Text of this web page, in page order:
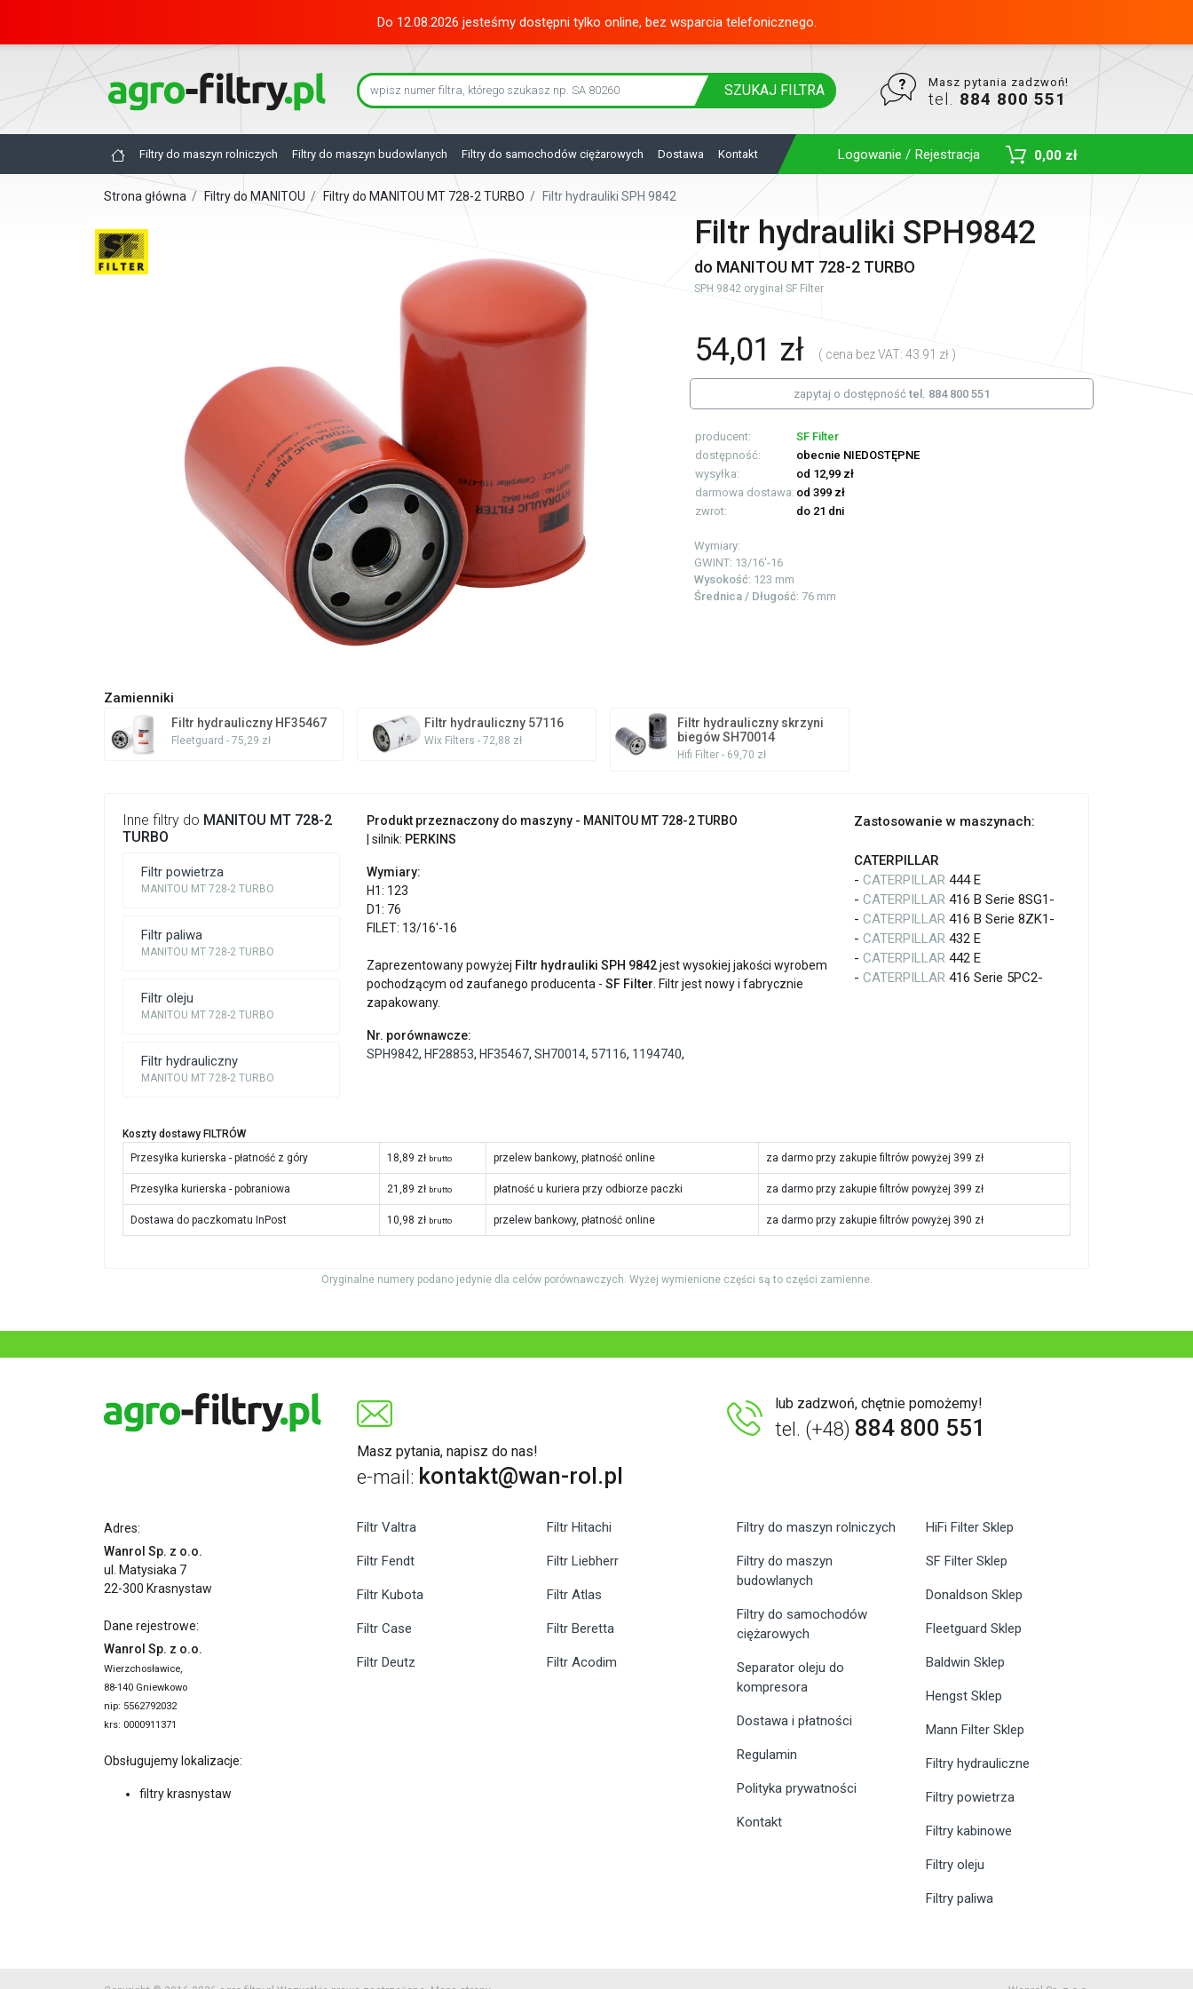
Do 12.08.2026 jesteśmy dostępni tylko online, bez wsparcia telefonicznego.
SZUKAJ FILTRA Masz pytania zadzwoń!
tel. 884 800 551
Filtry do maszyn rolniczych Filtry do maszyn budowlanych Filtry do samochodów ciężarowych Dostawa Kontakt Logowanie / Rejestracja 0,00 zł
Toggle Dropdown
Strona główna / Filtry do MANITOU / Filtry do MANITOU MT 728-2 TURBO / Filtr hydrauliki SPH 9842
Filtr hydrauliki SPH9842
do MANITOU MT 728-2 TURBO
SPH 9842 oryginał SF Filter
54,01 zł ( cena bez VAT: 43.91 zł )
zapytaj o dostępność tel. 884 800 551
producent:
SF Filter
dostępność:
obecnie NIEDOSTĘPNE
wysyłka:
od 12,99 zł
darmowa dostawa: od 399 zł
zwrot:
do 21 dni
Wymiary:
GWINT: 13/16'-16
Wysokość: 123 mm
Średnica / Długość: 76 mm
Zamienniki
Filtr hydrauliczny HF35467
Fleetguard - 75,29 zł
Filtr hydrauliczny 57116
Wix Filters - 72,88 zł
Filtr hydrauliczny skrzyni
biegów SH70014
Hifi Filter - 69,70 zł
Inne filtry do MANITOU MT 728-2
TURBO
Filtr powietrza
MANITOU MT 728-2 TURBO
Filtr paliwa
MANITOU MT 728-2 TURBO
Filtr oleju
MANITOU MT 728-2 TURBO
Filtr hydrauliczny
MANITOU MT 728-2 TURBO
Produkt przeznaczony do maszyny - MANITOU MT 728-2 TURBO
| silnik: PERKINS
Wymiary:
H1: 123
D1: 76
FILET: 13/16'-16
Zaprezentowany powyżej Filtr hydrauliki SPH 9842jest wysokiej jakości wyrobem
pochodzącym od zaufanego producenta - SF Filter. Filtr jest nowy i fabrycznie
zapakowany.
Nr. porównawcze:
SPH9842, HF28853, HF35467, SH70014, 57116, 1194740,
Zastosowanie w maszynach:
CATERPILLAR
- CATERPILLAR444 E
- CATERPILLAR416 B Serie 8SG1-
- CATERPILLAR416 B Serie 8ZK1-
- CATERPILLAR432 E
- CATERPILLAR442 E
- CATERPILLAR416 Serie 5PC2-
Koszty dostawy FILTRÓW
Przesyłka kurierska - płatność z góry
18,89 zł brutto przelew bankowy, płatność online za darmo przy zakupie filtrów powyżej 399 zł
Przesyłka kurierska - pobraniowa 21,89 zł brutto płatność u kuriera przy odbiorze paczki za darmo przy zakupie filtrów powyżej 399 zł
Dostawa do paczkomatu InPost 10,98 zł brutto przelew bankowy, płatność online za darmo przy zakupie filtrów powyżej 390 zł
Oryginalne numery podano jedynie dla celów porównawczych. Wyżej wymienione części są to części zamienne.
Masz pytania, napisz do nas!
e-mail: kontakt@wan-rol.pl
lub zadzwoń, chętnie pomożemy!
tel. (+48) 884 800 551
Adres:
Wanrol Sp. z o.o.
ul. Matysiaka 7
22-300 Krasnystaw
Dane rejestrowe:
Wanrol Sp. z o.o.
Wierzchosławice,
88-140 Gniewkowo
nip: 5562792032
krs: 0000911371
Obsługujemy lokalizacje:
filtry krasnystaw
Filtr Valtra
Filtr Fendt
Filtr Kubota
Filtr Case
Filtr Deutz
Filtr Hitachi
Filtr Liebherr
Filtr Atlas
Filtr Beretta
Filtr Acodim
Filtry do maszyn rolniczych
Filtry do maszyn
budowlanych
Filtry do samochodów
ciężarowych
Separator oleju do
kompresora
Dostawa i płatności
Regulamin
Polityka prywatności
Kontakt
HiFi Filter Sklep
SF Filter Sklep
Donaldson Sklep
Fleetguard Sklep
Baldwin Sklep
Hengst Sklep
Mann Filter Sklep
Filtry hydrauliczne
Filtry powietrza
Filtry kabinowe
Filtry oleju
Filtry paliwa